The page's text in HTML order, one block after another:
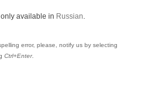
available in Russian.
error, please, notify us by selecting
Ctrl+Enter.